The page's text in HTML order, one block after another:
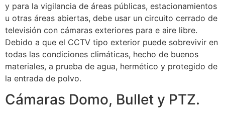
y para la vigilancia de áreas públicas, estacionamientos
u otras áreas abiertas, debe usar un circuito cerrado de
televisión con cámaras exteriores para e aire libre.
Debido a que el CCTV tipo exterior puede sobrevivir en
todas las condiciones climáticas, hecho de buenos
materiales, a prueba de agua, hermético y protegido de
la entrada de polvo.
Cámaras Domo, Bullet y PTZ.